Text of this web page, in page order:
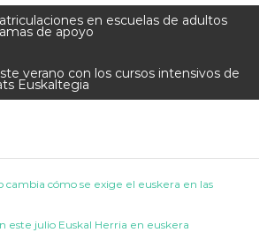
en escuelas de adultos
de apoyo
verano con los cursos intensivos de
Euskaltegia
cambia cómo se exige el euskera en las
este julio Euskal Herria en euskera